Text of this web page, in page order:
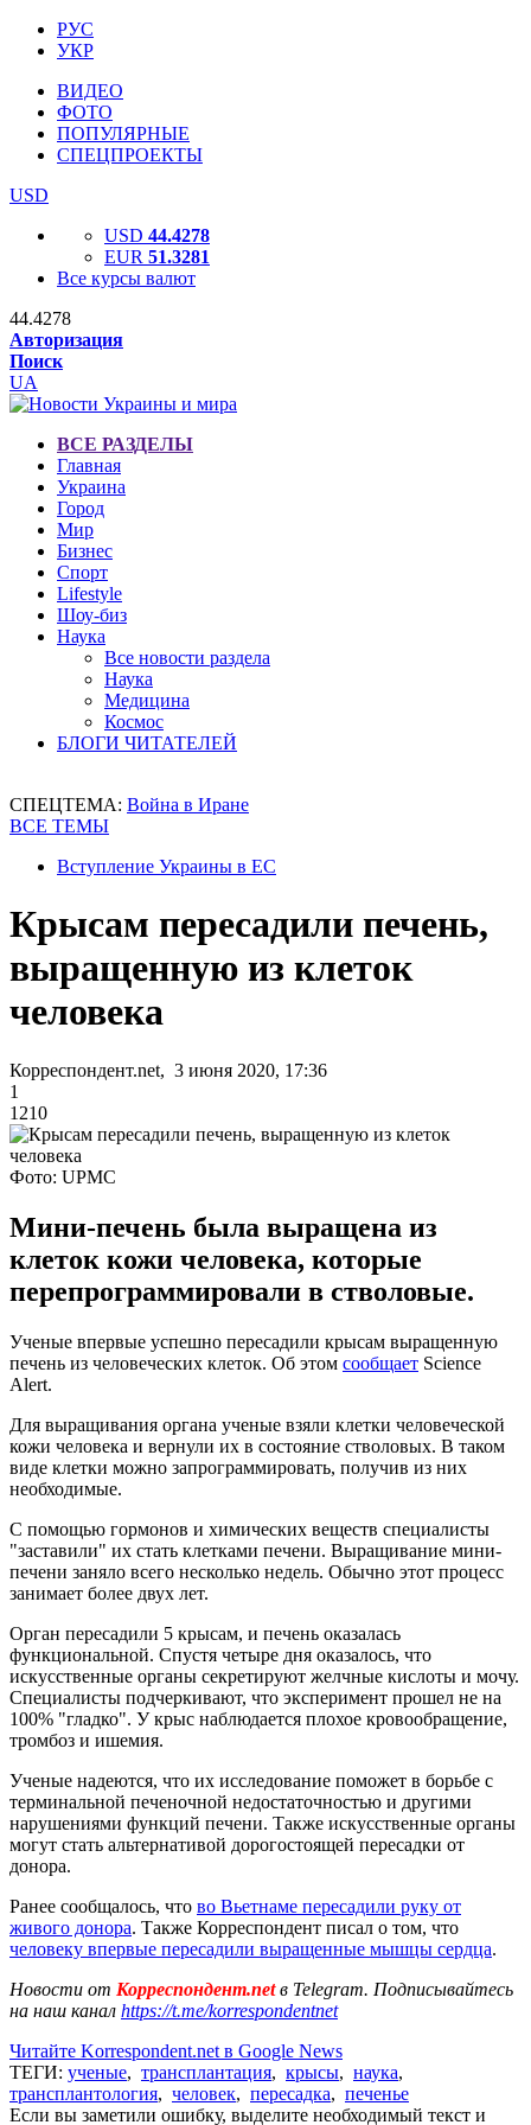
РУС
УКР
ВИДЕО
ФОТО
ПОПУЛЯРНЫЕ
СПЕЦПРОЕКТЫ
USD
USD 44.4278
EUR 51.3281
Все курсы валют
44.4278
Авторизация
Поиск
UA
ВСЕ РАЗДЕЛЫ
Главная
Украина
Город
Мир
Бизнес
Спорт
Lifestyle
Шоу-биз
Наука
Все новости раздела
Наука
Медицина
Космос
БЛОГИ ЧИТАТЕЛЕЙ
СПЕЦТЕМА: Война в Иране
ВСЕ ТЕМЫ
Вступление Украины в ЕС
Крысам пересадили печень,
выращенную из клеток
человека
Корреспондент.net, 3 июня 2020, 17:36
1
1210
Фото: UPMC
Мини-печень была выращена из
клеток кожи человека, которые
перепрограммировали в стволовые.
Ученые впервые успешно пересадили крысам выращенную
печень из человеческих клеток. Об этом сообщает Science
Alert.
Для выращивания органа ученые взяли клетки человеческой
кожи человека и вернули их в состояние стволовых. В таком
виде клетки можно запрограммировать, получив из них
необходимые.
С помощью гормонов и химических веществ специалисты
"заставили" их стать клетками печени. Выращивание мини-
печени заняло всего несколько недель. Обычно этот процесс
занимает более двух лет.
Орган пересадили 5 крысам, и печень оказалась
функциональной. Спустя четыре дня оказалось, что
искусственные органы секретируют желчные кислоты и мочу.
Специалисты подчеркивают, что эксперимент прошел не на
100% "гладко". У крыс наблюдается плохое кровообращение,
тромбоз и ишемия.
Ученые надеются, что их исследование поможет в борьбе с
терминальной печеночной недостаточностью и другими
нарушениями функций печени. Также искусственные органы
могут стать альтернативой дорогостоящей пересадки от
донора.
Ранее сообщалось, что во Вьетнаме пересадили руку от
живого донора. Также Корреспондент писал о том, что
человеку впервые пересадили выращенные мышцы сердца.
Новости от Корреспондент.netв Telegram. Подписывайтесь
на наш канал https://t.me/korrespondentnet
Читайте Korrespondent.net в Google News
ТЕГИ: ученые, трансплантация, крысы, наука,
трансплантология, человек, пересадка, печенье
Если вы заметили ошибку, выделите необходимый текст и